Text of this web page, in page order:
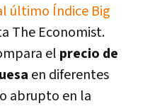
último Índice Big
The Economist.
el precio de
en diferentes
abrupto en la